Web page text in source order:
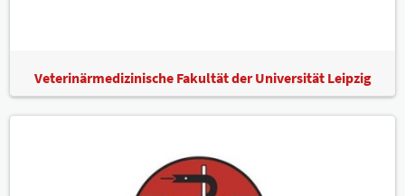
Veterinärmedizinische Fakultät der Universität Leipzig